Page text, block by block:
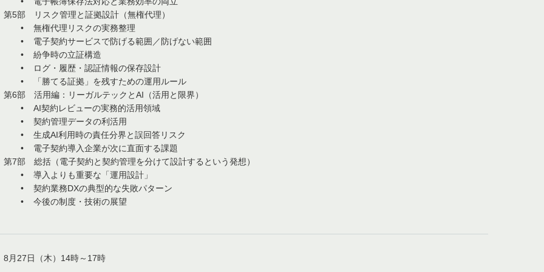
第5部 リスク管理と証拠設計（無権代理）
• 無権代理リスクの実務整理
• 電子契約サービスで防げる範囲／防げない範囲
• 紛争時の立証構造
• ログ・履歴・認証情報の保存設計
• 「勝てる証拠」を残すための運用ルール
第6部 活用編：リーガルテックとAI（活用と限界）
• AI契約レビューの実務的活用領域
• 契約管理データの利活用
• 生成AI利用時の責任分界と誤回答リスク
• 電子契約導入企業が次に直面する課題
第7部 総括（電子契約と契約管理を分けて設計するという発想）
• 導入よりも重要な「運用設計」
• 契約業務DXの典型的な失敗パターン
• 今後の制度・技術の展望
8月27日（木）14時～17時